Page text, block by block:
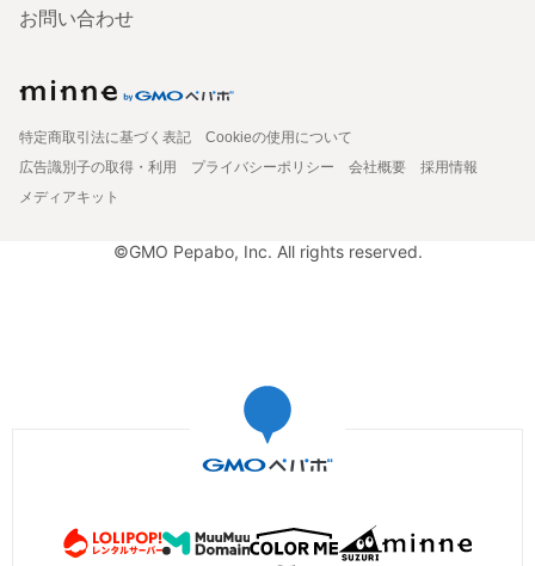
お問い合わせ
特定商取引法に基づく表記
Cookieの使用について
広告識別子の取得・利用
プライバシーポリシー 会社概要
採用情報
メディアキット
©GMO Pepabo, Inc. All rights reserved.